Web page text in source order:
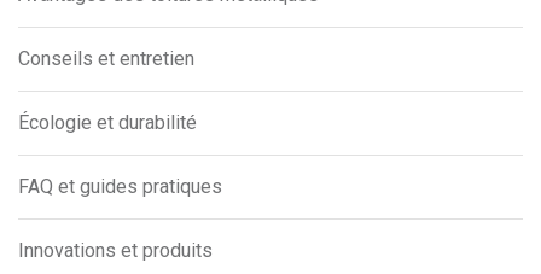
Conseils et entretien
Écologie et durabilité
FAQ et guides pratiques
Innovations et produits